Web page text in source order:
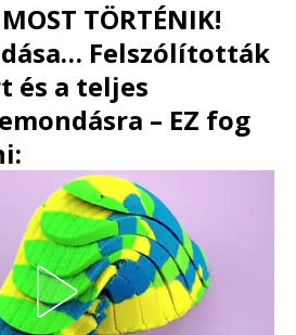
TÖRTÉNIK!
Felszólították
és a teljes
– EZ fog